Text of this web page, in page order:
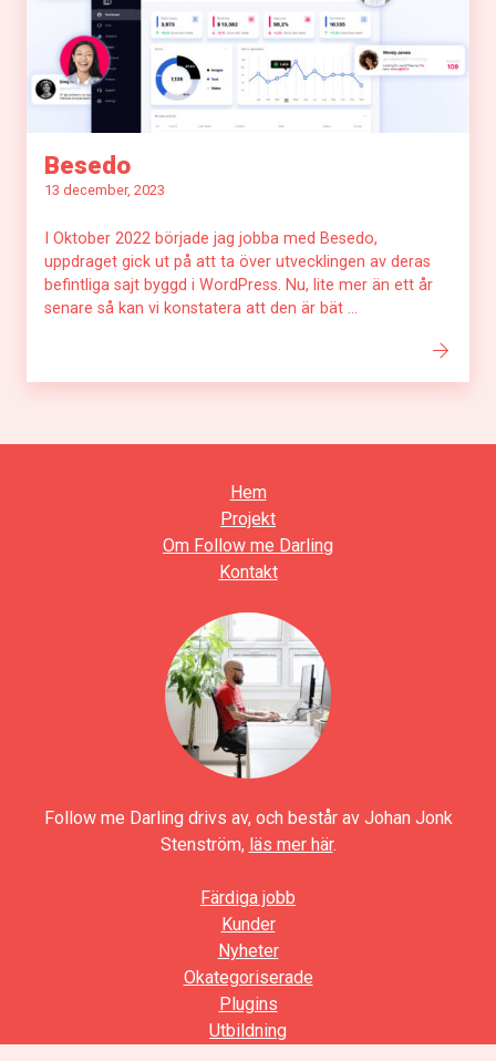
Besedo
13 december, 2023
I Oktober 2022 började jag jobba med Besedo,
uppdraget gick ut på att ta över utvecklingen av deras
befintliga sajt byggd i WordPress. Nu, lite mer än ett år
senare så kan vi konstatera att den är bät ...
Hem
Projekt
Om Follow me Darling
Kontakt
Follow me Darling drivs av, och består av Johan Jonk
Stenström, läs mer här.
Färdiga jobb
Kunder
Nyheter
Okategoriserade
Plugins
Utbildning